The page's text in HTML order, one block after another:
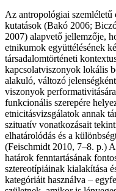
Az antropológiai
kutatások (Bakó 2006;
2007) alapvető jellemzője,
etnikumok együttélésének
társadalomtörténeti
kapcsolatviszonyok lokális
alakuló, változó
viszonyok
funkcionális szerepére
etnicitásvizsgálatok annak
szituatív vonatkozásait
elhatárolódás és a
(Feischmidt 2010, 7–8. p.)
határok fenntartásának
sztereotípiáinak kialakítása
kategóriáit használva –